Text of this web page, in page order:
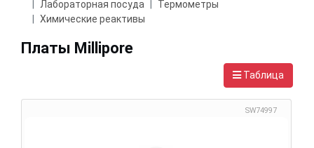
Лабораторная посуда
Термометры
Химические реактивы
Платы Millipore
Таблица
SW74997